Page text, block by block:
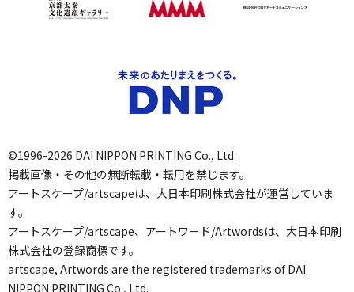
©1996-2026 DAI NIPPON PRINTING Co., Ltd.
掲載画像・その他の無断転載・転用を禁じます。
アートスケープ/artscapeは、大日本印刷株式会社が運営していま
す。
アートスケープ/artscape、アートワード/Artwordsは、大日本印刷
株式会社の登録商標です。
artscape, Artwords are the registered trademarks of DAI
NIPPON PRINTING Co., Ltd.